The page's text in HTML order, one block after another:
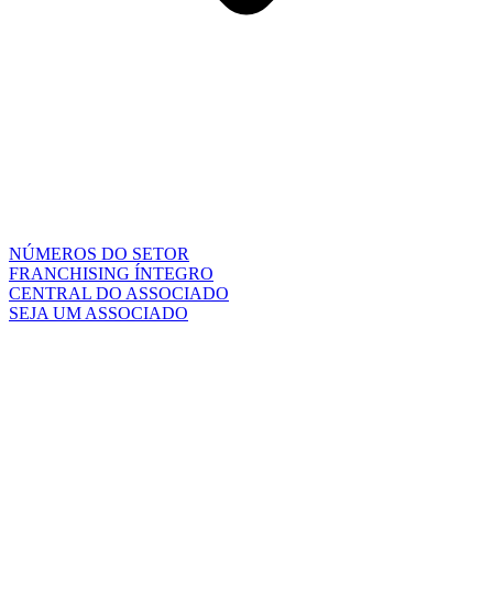
NÚMEROS DO SETOR
FRANCHISING ÍNTEGRO
CENTRAL DO ASSOCIADO
SEJA UM ASSOCIADO